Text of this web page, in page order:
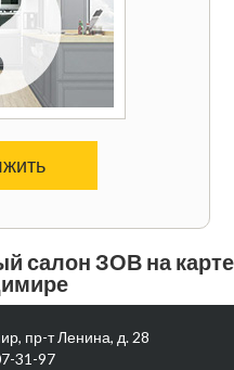
салон ЗОВ на карте
пр-т Ленина, д. 28
31-97